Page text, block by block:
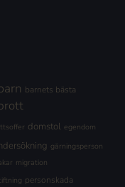
barnets bästa
domstol egendom
gärningsperson
migration
personskada